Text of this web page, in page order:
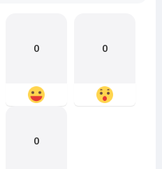
0 0
0